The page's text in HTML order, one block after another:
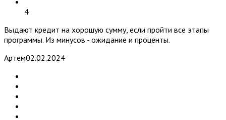
4
Выдают кредит на хорошую сумму, если пройти все этапы
программы. Из минусов - ожидание и проценты.
Артем02.02.2024